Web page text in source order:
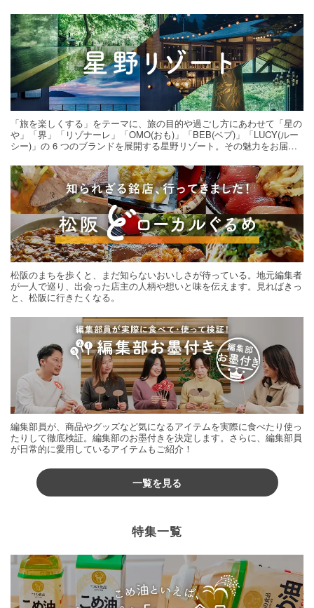
「旅を楽しくする」をテーマに、旅の目的や過ごし方にあわせて「星の
や」「界」「リゾナーレ」「OMO(おも)」「BEB(ベブ)」「LUCY(ルー
シー)」の 6 つのブランドを展開する星野リゾート。その魅力をお届け
松阪のまちを歩くと、まだ知らないおいしさが待っている。地元編集者
が一人で巡り、出会った店主の人柄や想いと味を伝えます。見ればきっ
と、松阪に行きたくなる。
編集部員が、商品やグッズなど気になるアイテムを実際に食べたり使っ
たりして徹底検証。編集部のお墨付きを決定します。さらに、編集部員
が日常的に愛用しているアイテムもご紹介！
一覧を見る
特集一覧